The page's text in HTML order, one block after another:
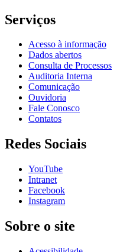
Serviços
Acesso à informação
Dados abertos
Consulta de Processos
Auditoria Interna
Comunicação
Ouvidoria
Fale Conosco
Contatos
Redes Sociais
YouTube
Intranet
Facebook
Instagram
Sobre o site